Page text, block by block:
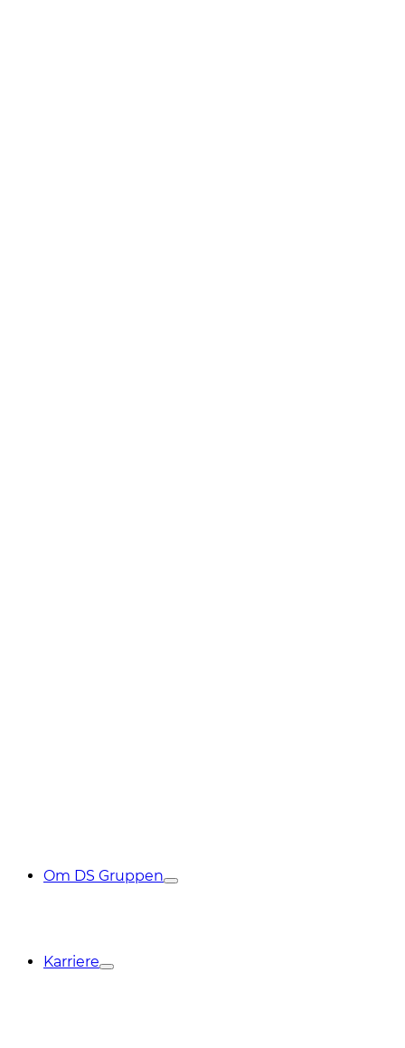
Om DS Gruppen
Karriere